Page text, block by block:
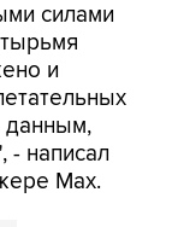
силами
и
данным,
- написал
Max.